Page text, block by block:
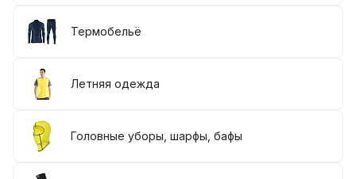
Термобельё
Летняя одежда
Головные уборы, шарфы, бафы